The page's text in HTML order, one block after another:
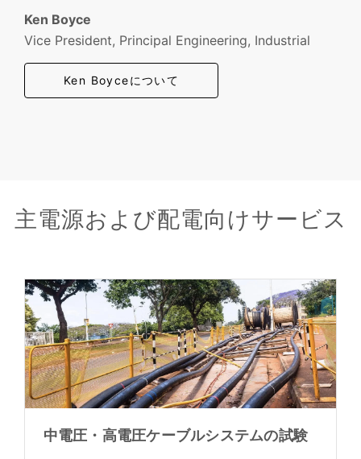
Ken Boyce
Vice President, Principal Engineering, Industrial
Ken Boyceについて
主電源および配電向けサービス
中電圧・高電圧ケーブルシステムの試験